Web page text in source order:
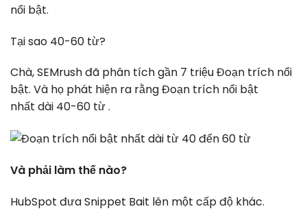
nổi bật.
Tại sao 40-60 từ?
Chà, SEMrush đã phân tích gần 7 triệu Đoạn trích nổi
bật. Và họ phát hiện ra rằng Đoạn trích nổi bật
nhất dài 40-60 từ .
Và phải làm thế nào?
HubSpot đưa Snippet Bait lên một cấp độ khác.